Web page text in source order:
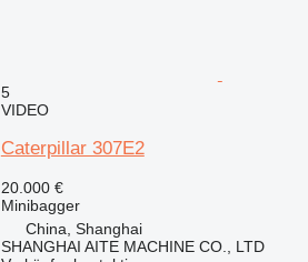
5
VIDEO
Caterpillar 307E2
20.000 €
Minibagger
China, Shanghai
SHANGHAI AITE MACHINE CO., LTD